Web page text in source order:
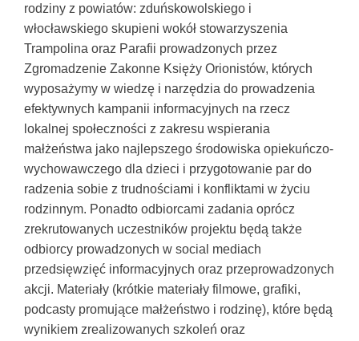
rodziny z powiatów: zduńskowolskiego i
włocławskiego skupieni wokół stowarzyszenia
Trampolina oraz Parafii prowadzonych przez
Zgromadzenie Zakonne Księży Orionistów, których
wyposażymy w wiedzę i narzędzia do prowadzenia
efektywnych kampanii informacyjnych na rzecz
lokalnej społeczności z zakresu wspierania
małżeństwa jako najlepszego środowiska opiekuńczo-
wychowawczego dla dzieci i przygotowanie par do
radzenia sobie z trudnościami i konfliktami w życiu
rodzinnym. Ponadto odbiorcami zadania oprócz
zrekrutowanych uczestników projektu będą także
odbiorcy prowadzonych w social mediach
przedsięwzięć informacyjnych oraz przeprowadzonych
akcji. Materiały (krótkie materiały filmowe, grafiki,
podcasty promujące małżeństwo i rodzinę), które będą
wynikiem zrealizowanych szkoleń oraz